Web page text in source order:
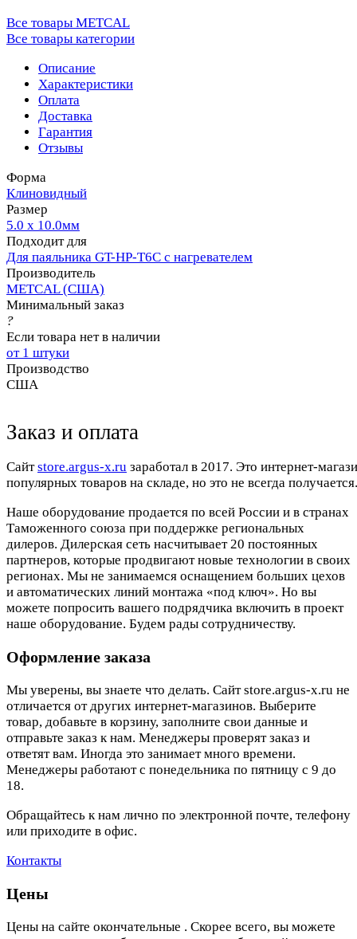
Все товары METCAL
Все товары категории
Описание
Характеристики
Оплата
Доставка
Гарантия
Отзывы
Форма
Клиновидный
Размер
5.0 x 10.0мм
Подходит для
Для паяльника GT-HP-T6С с нагревателем
Производитель
METCAL (США)
Минимальный заказ
?
Если товара нет в наличии
от 1 штуки
Производство
США
Заказ и оплата
Cайтstore.argus-x.ru заработал в 2017. Это интернет-
популярных товаров на складе, но это не всегда
Наше оборудование продается по всей России и в странах
Таможенного союза при поддержке региональных
дилеров. Дилерская сеть насчитывает 20 постоянных
партнеров, которые продвигают новые технологии в своих
регионах. Мы не занимаемся оснащением больших цехов
и автоматических линий монтажа «под ключ». Но вы
можете попросить вашего подрядчика включить в проект
наше оборудование. Будем рады сотрудничеству.
Оформление заказа
Мы уверены, вы знаете что делать. Сайт store.argus-x.ru не
отличается от других интернет-магазинов. Выберите
товар, добавьте в корзину, заполните свои данные и
отправьте заказ к нам. Менеджеры проверят заказ и
ответят вам. Иногда это занимает много времени.
Менеджеры работают с понедельника по пятницу с 9 до
18.
Обращайтесь к нам лично по электронной почте, телефону
или приходите в офис.
Контакты
Цены
Цены на сайте окончательные . Скорее всего, вы можете